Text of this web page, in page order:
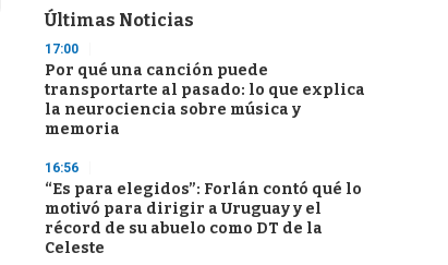
Últimas Noticias
17:00
Por qué una canción puede
transportarte al pasado: lo que explica
la neurociencia sobre música y
memoria
16:56
“Es para elegidos”: Forlán contó qué lo
motivó para dirigir a Uruguay y el
récord de su abuelo como DT de la
Celeste